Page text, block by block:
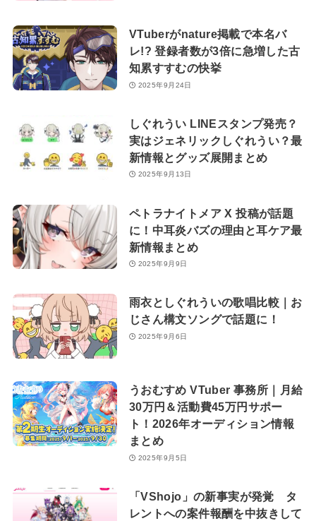
VTuberがnature掲載で本名バ
レ!? 登録者数が3倍に急増した古
知累すすむの快挙
2025年9月24日
しぐれうい LINEスタンプ発売？
実はジェネリックしぐれうい？最
新情報とグッズ展開まとめ
2025年9月13日
ペトラナイトメア X 投稿が話題
に！中耳炎バズの理由と耳ケア最
新情報まとめ
2025年9月9日
雨衣としぐれういの歌唱比較｜お
じさん構文ソングで話題に！
2025年9月6日
うおむすめ VTuber 事務所｜月給
30万円＆活動費45万円サポー
ト！2026年オーディション情報
まとめ
2025年9月5日
「VShojo」の新事実が発覚 タ
レントへの案件報酬を中抜きして